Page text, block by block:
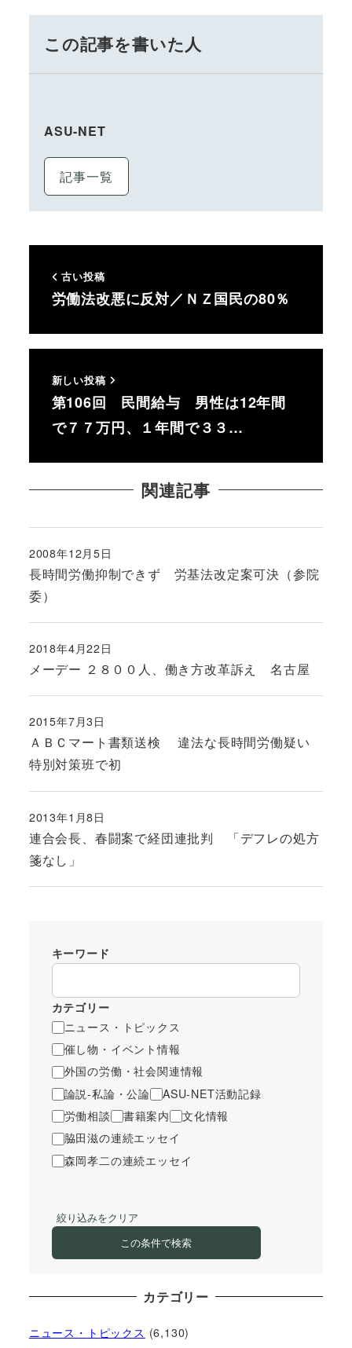
この記事を書いた人
ASU-NET
記事一覧
古い投稿
労働法改悪に反対／ＮＺ国民の80％
新しい投稿
第106回 民間給与 男性は12年間
で７７万円、１年間で３３…
関連記事
長時間労働抑制できず 労基法改定案可決（参院
委）
投稿日
2008年12月5日
メーデー ２８００人、働き方改革訴え 名古屋
投稿日
2018年4月22日
ＡＢＣマート書類送検 違法な長時間労働疑い
特別対策班で初
投稿日
2015年7月3日
連合会長、春闘案で経団連批判 「デフレの処方
箋なし」
投稿日
2013年1月8日
キーワード
カテゴリー
ニュース・トピックス
催し物・イベント情報
外国の労働・社会関連情報
論説-私論・公論
ASU-NET活動記録
労働相談
書籍案内
文化情報
脇田滋の連続エッセイ
森岡孝二の連続エッセイ
絞り込みをクリア
この条件で検索
カテゴリー
ニュース・トピックス (6,130)